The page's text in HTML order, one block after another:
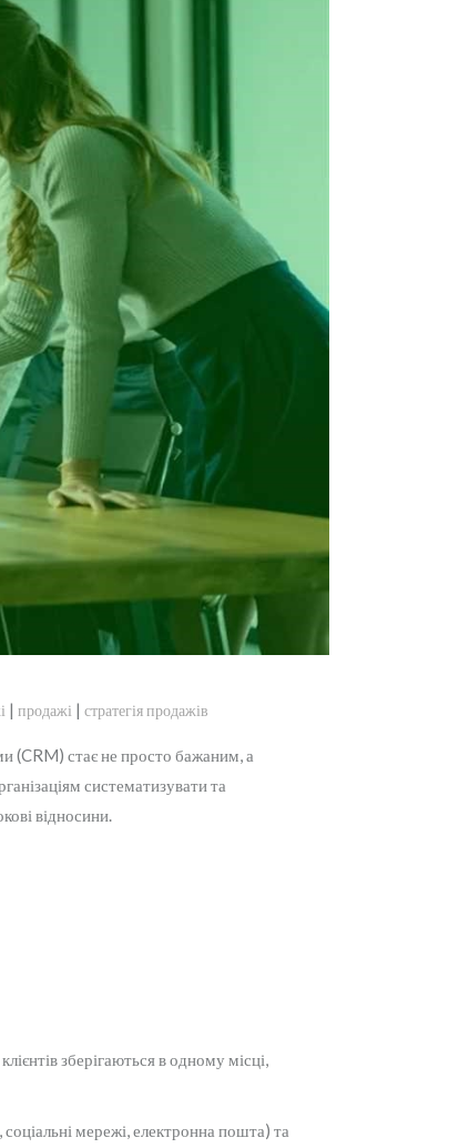
| продажі | стратегія продажів
(CRM) стає не просто бажаним, а
систематизувати та
відносини.
зберігаються в одному місці,
мережі, електронна пошта) та